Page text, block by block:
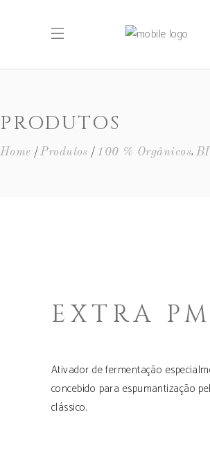
PRODUTOS
Home Produtos 100 % Orgânicos,
EXTRA PM
Ativador de fermentação
concebido para espumantização
clássico.